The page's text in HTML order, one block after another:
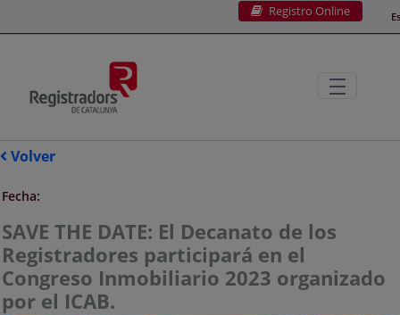
Registro Online
Volver
Fecha:
SAVE THE DATE: El Decanato de los
Registradores participará en el
Congreso Inmobiliario 2023 organizado
por el ICAB.